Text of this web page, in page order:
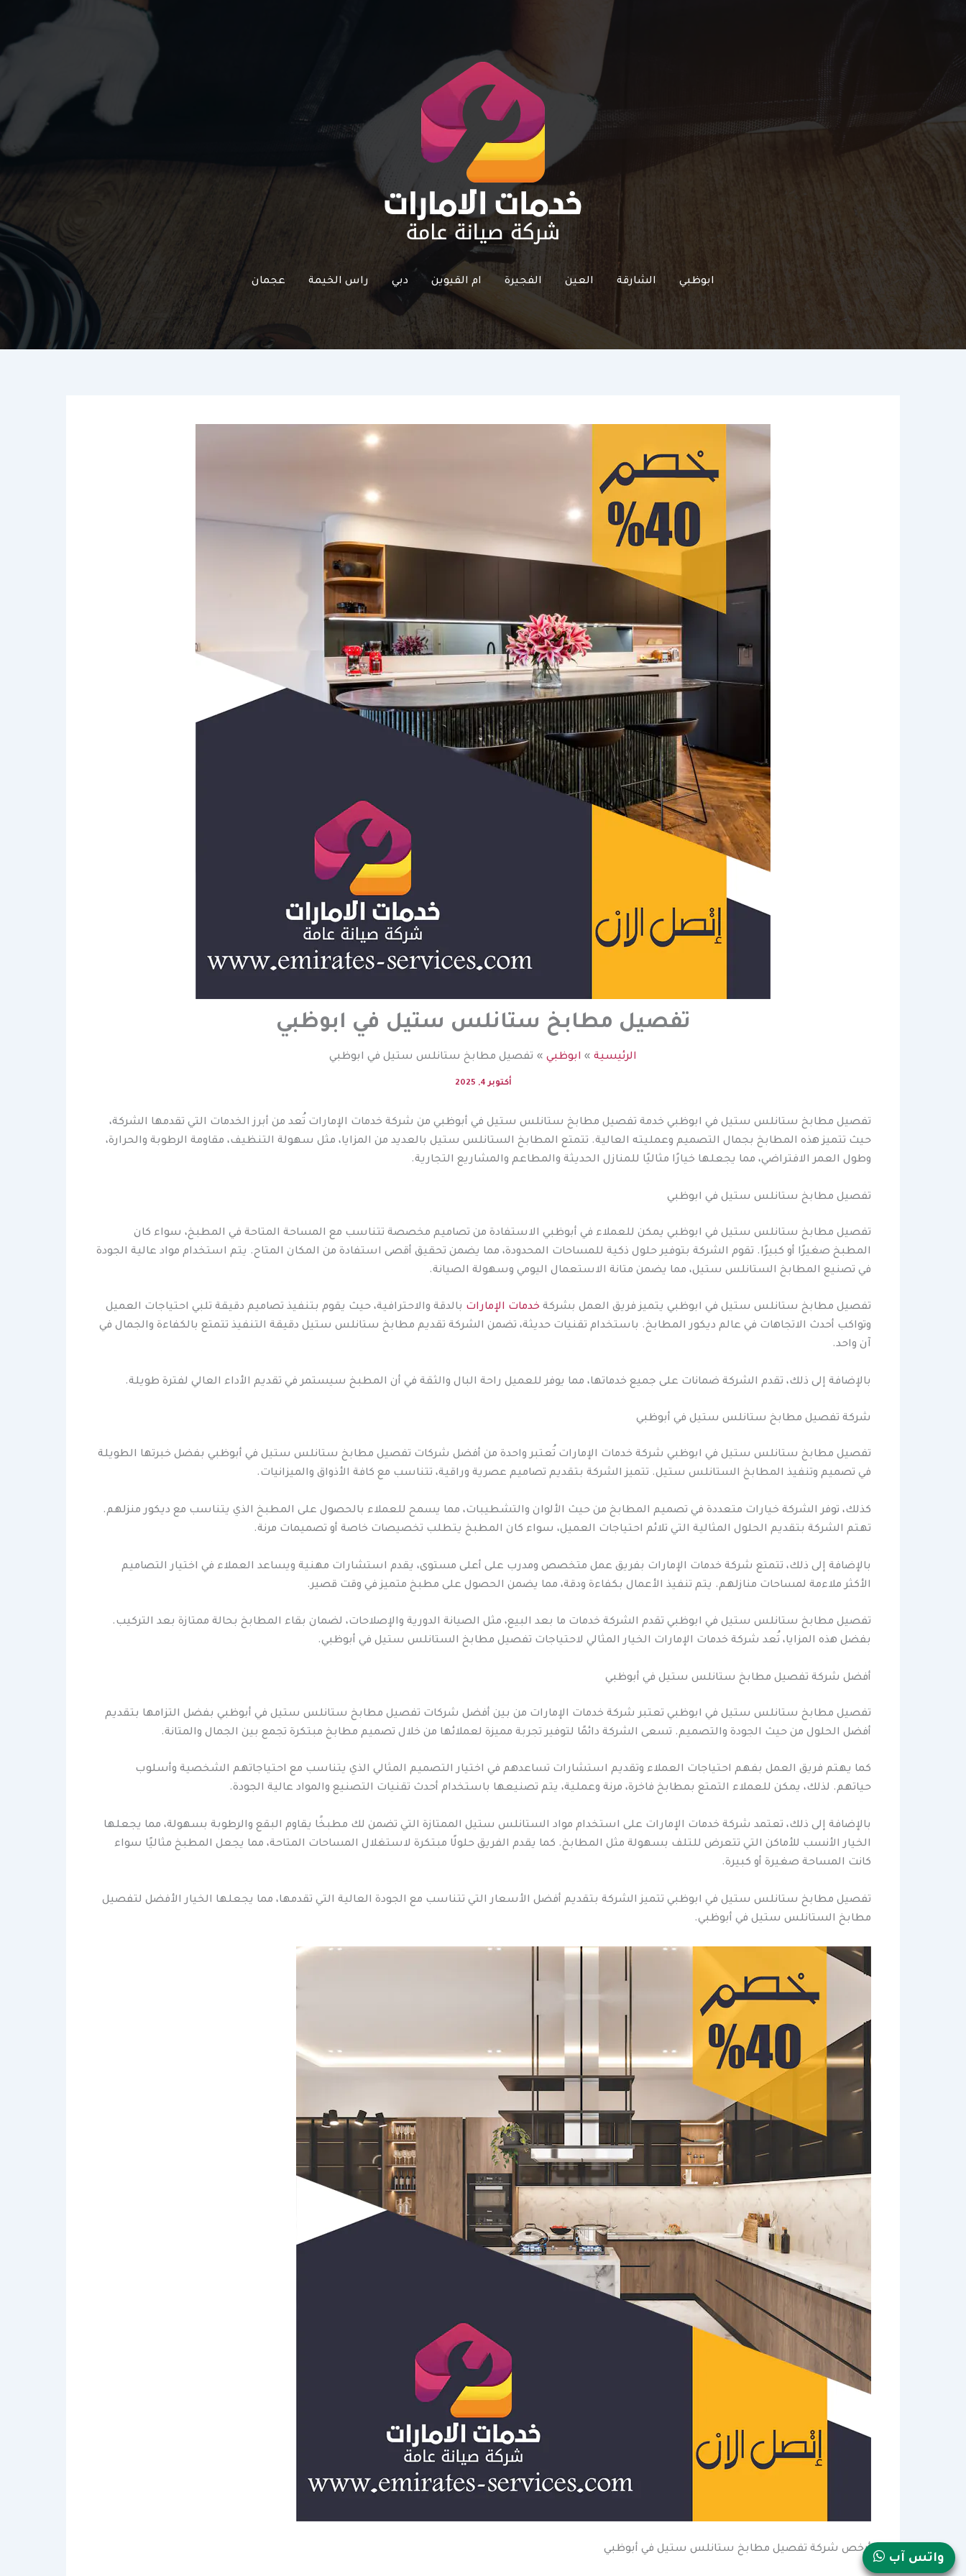
ابوظبي الشارقة العين الفجيرة ام القيوين دبي راس الخيمة عجمان
تفصيل مطابخ ستانلس ستيل في ابوظبي
الرئيسية ابوظبي تفصيل مطابخ ستانلس ستيل في ابوظبي
أكتوبر 4, 2025
تفصيل مطابخ ستانلس ستيل في ابوظبي خدمة تفصيل مطابخ ستانلس ستيل في أبوظبي من شركة خدمات الإمارات تُعد من أبرز الخدمات التي تقدمها الشركة،
حيث تتميز هذه المطابخ بجمال التصميم وعمليته العالية. تتمتع المطابخ الستانلس ستيل بالعديد من المزايا، مثل سهولة التنظيف، مقاومة الرطوبة والحرارة،
وطول العمر الافتراضي، مما يجعلها خيارًا مثاليًا للمنازل الحديثة والمطاعم والمشاريع التجارية.
تفصيل مطابخ ستانلس ستيل في ابوظبي
تفصيل مطابخ ستانلس ستيل في ابوظبي يمكن للعملاء في أبوظبي الاستفادة من تصاميم مخصصة تتناسب مع المساحة المتاحة في المطبخ، سواء كان
المطبخ صغيرًا أو كبيرًا. تقوم الشركة بتوفير حلول ذكية للمساحات المحدودة، مما يضمن تحقيق أقصى استفادة من المكان المتاح. يتم استخدام مواد عالية الجودة
في تصنيع المطابخ الستانلس ستيل، مما يضمن متانة الاستعمال اليومي وسهولة الصيانة.
تفصيل مطابخ ستانلس ستيل في ابوظبي يتميز فريق العمل بشركة خدمات الإمارات بالدقة والاحترافية، حيث يقوم بتنفيذ تصاميم دقيقة تلبي احتياجات العميل
وتواكب أحدث الاتجاهات في عالم ديكور المطابخ. باستخدام تقنيات حديثة، تضمن الشركة تقديم مطابخ ستانلس ستيل دقيقة التنفيذ تتمتع بالكفاءة والجمال في
آن واحد.
بالإضافة إلى ذلك، تقدم الشركة ضمانات على جميع خدماتها، مما يوفر للعميل راحة البال والثقة في أن المطبخ سيستمر في تقديم الأداء العالي لفترة طويلة.
شركة تفصيل مطابخ ستانلس ستيل في أبوظبي
تفصيل مطابخ ستانلس ستيل في ابوظبي شركة خدمات الإمارات تُعتبر واحدة من أفضل شركات تفصيل مطابخ ستانلس ستيل في أبوظبي بفضل خبرتها الطويلة
في تصميم وتنفيذ المطابخ الستانلس ستيل. تتميز الشركة بتقديم تصاميم عصرية وراقية، تتناسب مع كافة الأذواق والميزانيات.
كذلك، توفر الشركة خيارات متعددة في تصميم المطابخ من حيث الألوان والتشطيبات، مما يسمح للعملاء بالحصول على المطبخ الذي يتناسب مع ديكور منزلهم.
تهتم الشركة بتقديم الحلول المثالية التي تلائم احتياجات العميل، سواء كان المطبخ يتطلب تخصيصات خاصة أو تصميمات مرنة.
بالإضافة إلى ذلك، تتمتع شركة خدمات الإمارات بفريق عمل متخصص ومدرب على أعلى مستوى، يقدم استشارات مهنية ويساعد العملاء في اختيار التصاميم
الأكثر ملاءمة لمساحات منازلهم. يتم تنفيذ الأعمال بكفاءة ودقة، مما يضمن الحصول على مطبخ متميز في وقت قصير.
تفصيل مطابخ ستانلس ستيل في ابوظبي تقدم الشركة خدمات ما بعد البيع، مثل الصيانة الدورية والإصلاحات، لضمان بقاء المطابخ بحالة ممتازة بعد التركيب.
بفضل هذه المزايا، تُعد شركة خدمات الإمارات الخيار المثالي لاحتياجات تفصيل مطابخ الستانلس ستيل في أبوظبي.
أفضل شركة تفصيل مطابخ ستانلس ستيل في أبوظبي
تفصيل مطابخ ستانلس ستيل في ابوظبي تعتبر شركة خدمات الإمارات من بين أفضل شركات تفصيل مطابخ ستانلس ستيل في أبوظبي بفضل التزامها بتقديم
أفضل الحلول من حيث الجودة والتصميم. تسعى الشركة دائمًا لتوفير تجربة مميزة لعملائها من خلال تصميم مطابخ مبتكرة تجمع بين الجمال والمتانة.
كما يهتم فريق العمل بفهم احتياجات العملاء وتقديم استشارات تساعدهم في اختيار التصميم المثالي الذي يتناسب مع احتياجاتهم الشخصية وأسلوب
حياتهم. لذلك، يمكن للعملاء التمتع بمطابخ فاخرة، مرنة وعملية، يتم تصنيعها باستخدام أحدث تقنيات التصنيع والمواد عالية الجودة.
بالإضافة إلى ذلك، تعتمد شركة خدمات الإمارات على استخدام مواد الستانلس ستيل الممتازة التي تضمن لك مطبخًا يقاوم البقع والرطوبة بسهولة، مما يجعلها
الخيار الأنسب للأماكن التي تتعرض للتلف بسهولة مثل المطابخ. كما يقدم الفريق حلولًا مبتكرة لاستغلال المساحات المتاحة، مما يجعل المطبخ مثاليًا سواء
كانت المساحة صغيرة أو كبيرة.
تفصيل مطابخ ستانلس ستيل في ابوظبي تتميز الشركة بتقديم أفضل الأسعار التي تتناسب مع الجودة العالية التي تقدمها، مما يجعلها الخيار الأفضل لتفصيل
مطابخ الستانلس ستيل في أبوظبي.
أرخص شركة تفصيل مطابخ ستانلس ستيل في أبوظبي
واتس آب